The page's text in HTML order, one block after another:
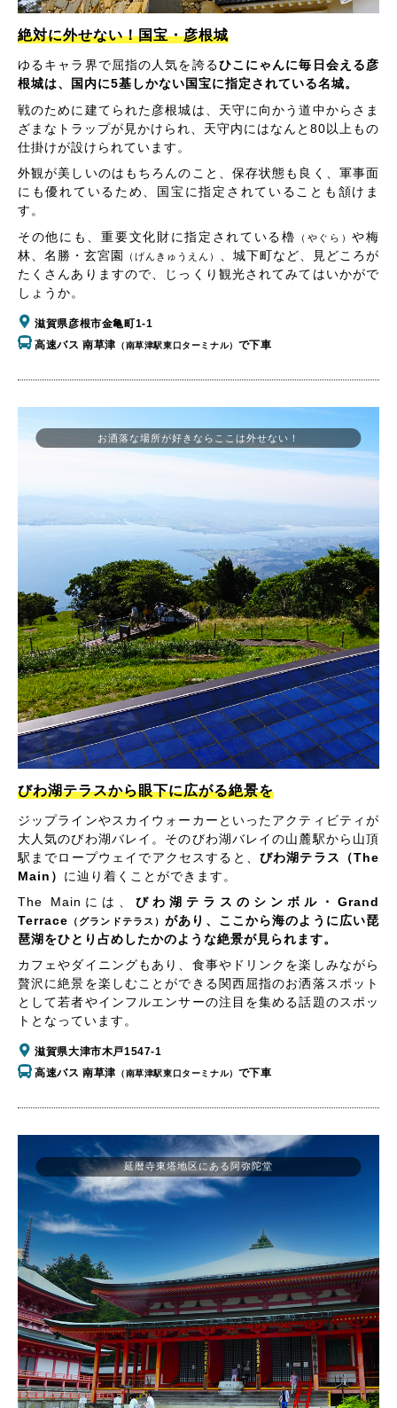
絶対に外せない！国宝・彦根城
ゆるキャラ界で屈指の人気を誇るひこにゃんに毎日会える彦
根城は、国内に5基しかない国宝に指定されている名城。
戦のために建てられた彦根城は、天守に向かう道中からさま
ざまなトラップが見かけられ、天守内にはなんと80以上もの
仕掛けが設けられています。
外観が美しいのはもちろんのこと、保存状態も良く、軍事面
にも優れているため、国宝に指定されていることも頷けま
す。
その他にも、重要文化財に指定されている櫓
（やぐら）や梅
林、名勝・玄宮園
（げんきゅうえん）
、城下町など、見どころが
たくさんありますので、じっくり観光されてみてはいかがで
しょうか。
滋賀県彦根市金亀町1-1
高速バス 南草津 （南草津駅東口ターミナル） で下車
びわ湖テラスから眼下に広がる絶景を
ジップラインやスカイウォーカーといったアクティビティが
大人気のびわ湖バレイ。そのびわ湖バレイの山麓駅から山頂
駅までロープウェイでアクセスすると、 びわ湖テラス（The
Main） に辿り着くことができます。
The Mainには、 びわ湖テラスのシンボル・Grand
Terrace （グランドテラス）があり、ここから海のように広い琵
琶湖をひとり占めしたかのような絶景が見られます。
カフェやダイニングもあり、食事やドリンクを楽しみながら
贅沢に絶景を楽しむことができる関西屈指のお洒落スポット
として若者やインフルエンサーの注目を集める話題のスポッ
トとなっています。
滋賀県大津市木戸1547-1
高速バス 南草津 （南草津駅東口ターミナル） で下車
お洒落な場所が好きならここは外せない！
延暦寺東塔地区にある阿弥陀堂